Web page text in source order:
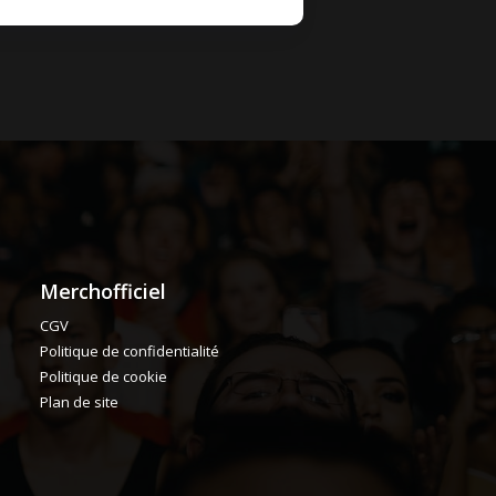
Merchofficiel
CGV
Politique de confidentialité
Politique de cookie
Plan de site